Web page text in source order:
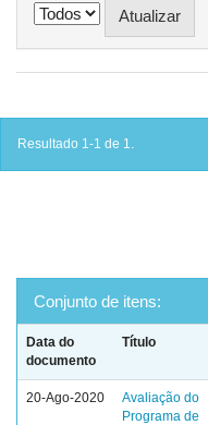
Resultado 1-1 de 1.
Conjunto de itens:
Data do
documento
Título
20-Ago-2020
Avaliação do
Programa de